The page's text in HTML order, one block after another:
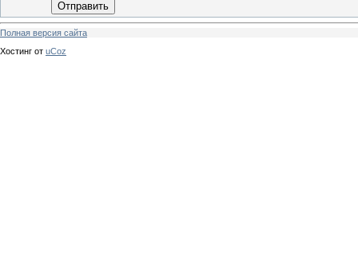
Отправить
Полная версия сайта
Хостинг от uCoz